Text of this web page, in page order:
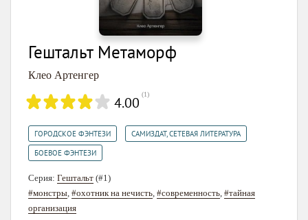
Гештальт Метаморф
Клео Артенгер
4.00 (1)
ГОРОДСКОЕ ФЭНТЕЗИ САМИЗДАТ, СЕТЕВАЯ ЛИТЕРАТУРА
БОЕВОЕ ФЭНТЕЗИ
Серия: Гештальт (#1)
#монстры #охотник на нечисть #современность #тайная
организация